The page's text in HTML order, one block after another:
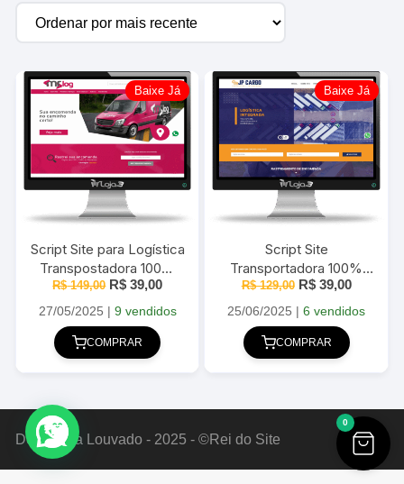
Baixe Já
Script Site para Logística
Transpostadora 100%
responsivo em PHP com
Painel Administrativo
R$149,00 O
original
era:
R$ 149,00.
R$ 39,00O
atual
27/05/2025 | 9 vendidos
COMPRAR
Baixe Já
Script Site
Transportadora 100%
responsivo em PHP com
Painel Administrativo
R$129,00 O
original
era:
R$ 129,00.
R$39,00O
atual
25/06/2025 |6 vendidos
COMPRAR
Deus Seja Louvado - 2025 - ©Rei do Site
0